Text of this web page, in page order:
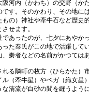
内（かわち）の交野（か
す。そのかわり、その地に
の）神社や牽牛石など歴史
せます。
ったのが、七夕にあやか
た秦氏がこの地で活躍して
秦者などの名前がかつては
隣町の枚方（ひらかた）
（牽牛星）やベガ（織女星
清流が白砂の間を縫うよう